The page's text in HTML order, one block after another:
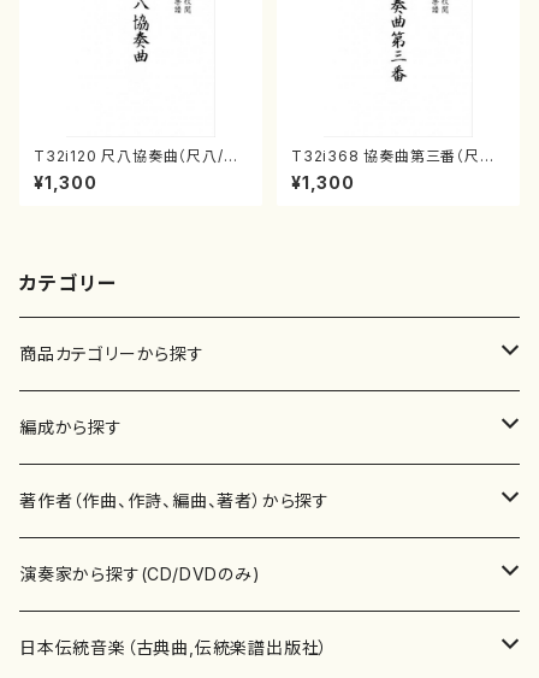
T32i120 尺八協奏曲（尺八/二
代 山本邦山/尺八/都山式譜）都
山流公刊楽譜曲番:569
¥1,300
T32i368 協奏曲第三番（尺八/
唯是震一/楽譜）都山流公刊楽譜
曲番:2073
¥1,300
カテゴリー
商品カテゴリーから探す
楽譜
書籍
書籍
テキストブック
CD・DVD
チケット
編成から探す
邦楽器
箏・琴（ソロ）
箏・琴（合奏）
合唱
混声合唱
歌・声
著作者（作曲、作詩、編曲、著者）から探す
あ行
青木省三(アオキ ショウゾウ)
か行
演奏家から探す(CD/DVDのみ)
邦楽（箏、三味線、尺八等）演奏家
日本伝統音楽（古典曲,伝統楽譜出版社）